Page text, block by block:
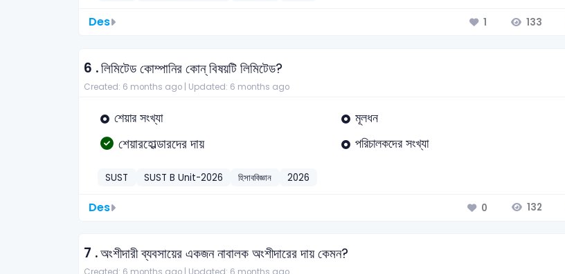
Des 1 133
6 .লিমিটেড কোম্পানির কোন্ বিষয়টি লিমিটেড?
Created: 6 months ago | Updated: 6 months ago
শেয়ার সংখ্যা মূলধন
শেয়ারহোল্ডারদের দায় পরিচালকদের সংখ্যা
SUST SUST B Unit-2026 হিসাববিজ্ঞান 2026
Des 0 132
7 .অংশীদারী ব্যবসায়ের একজন নাবালক অংশীদারের দায় কেমন?